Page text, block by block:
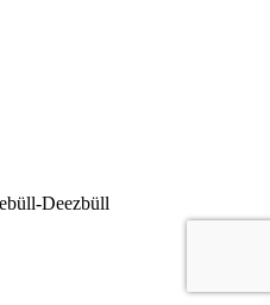
Deezbüll